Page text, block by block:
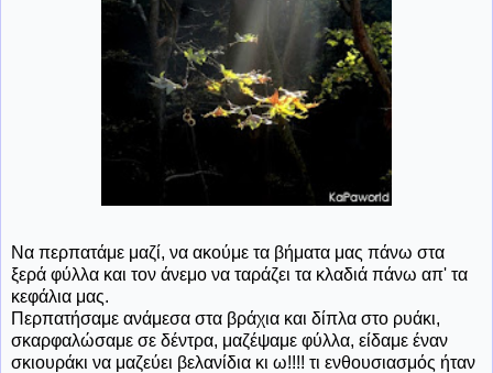
Να περπατάμε μαζί, να ακούμε τα βήματα μας πάνω στα
ξερά φύλλα και τον άνεμο να ταράζει τα κλαδιά πάνω απ' τα
κεφάλια μας.
Περπατήσαμε ανάμεσα στα βράχια και δίπλα στο ρυάκι,
σκαρφαλώσαμε σε δέντρα, μαζέψαμε φύλλα, είδαμε έναν
σκιουράκι να μαζεύει βελανίδια κι ω!!!! τι ενθουσιασμός ήταν